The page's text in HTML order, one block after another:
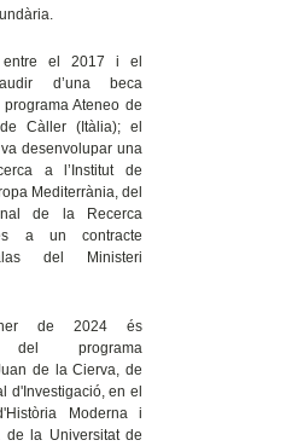
entre el 2017 i el
d’una beca
Ateneo de
Càller (Itàlia); el
desenvolupar una
a l’Institut de
Mediterrània, del
de la Recerca
a un contracte
del Ministeri
de 2024 és
del programa
de la Cierva, de
d'Investigació, en el
Moderna i
de la Universitat de